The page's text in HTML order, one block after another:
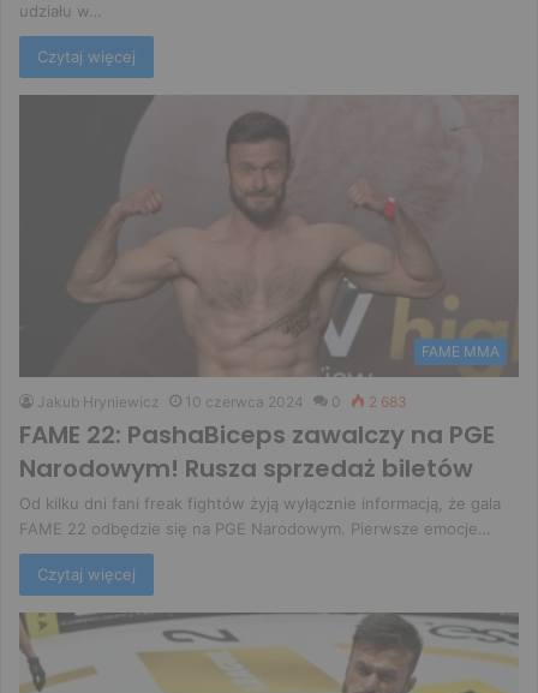
udziału w…
Czytaj więcej
FAME MMA
Jakub Hryniewicz 10 czerwca 2024 0 2 683
FAME 22: PashaBiceps zawalczy na PGE
Narodowym! Rusza sprzedaż biletów
Od kilku dni fani freak fightów żyją wyłącznie informacją, że gala
FAME 22 odbędzie się na PGE Narodowym. Pierwsze emocje…
Czytaj więcej